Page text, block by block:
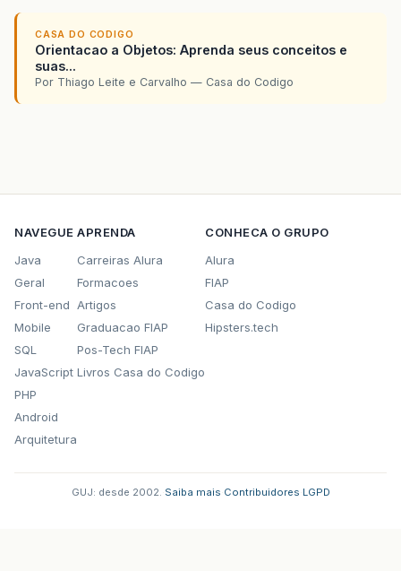
CASA DO CODIGO
Orientacao a Objetos: Aprenda seus conceitos e
suas...
Por Thiago Leite e Carvalho — Casa do Codigo
NAVEGUE
Java
Geral
Front-end
Mobile
SQL
JavaScript
PHP
Android
Arquitetura
APRENDA
Carreiras Alura
Formacoes
Artigos
Graduacao FIAP
Pos-Tech FIAP
Livros Casa do Codigo
CONHECA O GRUPO
Alura
FIAP
Casa do Codigo
Hipsters.tech
GUJ: desde 2002. Saiba mais Contribuidores LGPD